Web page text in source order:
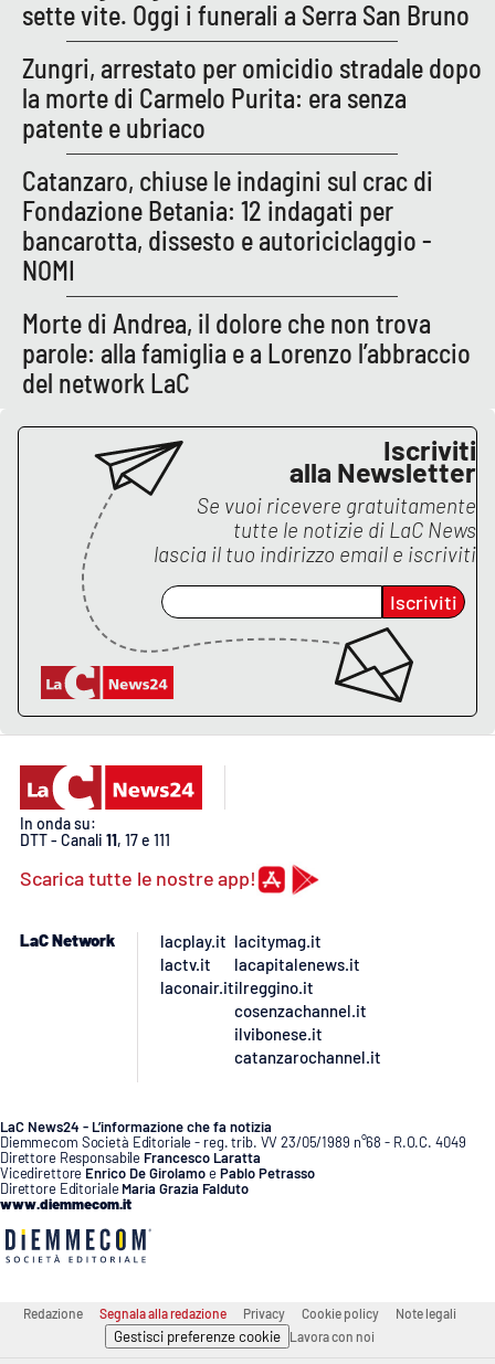
Catanzaro
Crotone
Vibo Valentia
Reggio Calabria
Cosenza
Lamezia Terme
PROGETTI
SPECIALI
Buona Sanità Calabria
CALABRIAVISIONE
Destinazioni
Eventi
Food
Storie
LAC
NETWORK
Lacplay.it
Lactv.it
Ilreggino.it
Cosenzachannel.it
Ilvibonese.it
Catanzarochannel.it
sette vite. Oggi i funerali a Serra San Bruno
Zungri, arrestato per omicidio stradale dopo
la morte di Carmelo Purita: era senza
patente e ubriaco
Catanzaro, chiuse le indagini sul crac di
Fondazione Betania: 12 indagati per
bancarotta, dissesto e autoriciclaggio -
NOMI
Morte di Andrea, il dolore che non trova
parole: alla famiglia e a Lorenzo l’abbraccio
del network LaC
Iscriviti
alla Newsletter
Se vuoi ricevere gratuitamente
tutte le notizie di LaC News
lascia il tuo indirizzo email e iscriviti
Iscriviti
In onda su:
DTT - Canali 11, 17 e 111
Scarica tutte le nostre app!
LaC Network
lacplay.it
lactv.it
laconair.it
lacitymag.it
lacapitalenews.it
ilreggino.it
cosenzachannel.it
ilvibonese.it
catanzarochannel.it
LaC News24 - L’informazione che fa notizia
Diemmecom Società Editoriale - reg. trib. VV 23/05/1989 n°68 - R.O.C. 4049
Direttore Responsabile Francesco Laratta
Vicedirettore Enrico De GirolamoePablo Petrasso
Direttore Editoriale Maria Grazia Falduto
www.diemmecom.it
Redazione Segnala alla redazione Privacy Cookie policy Note legali
Gestisci preferenze cookie Lavora con noi